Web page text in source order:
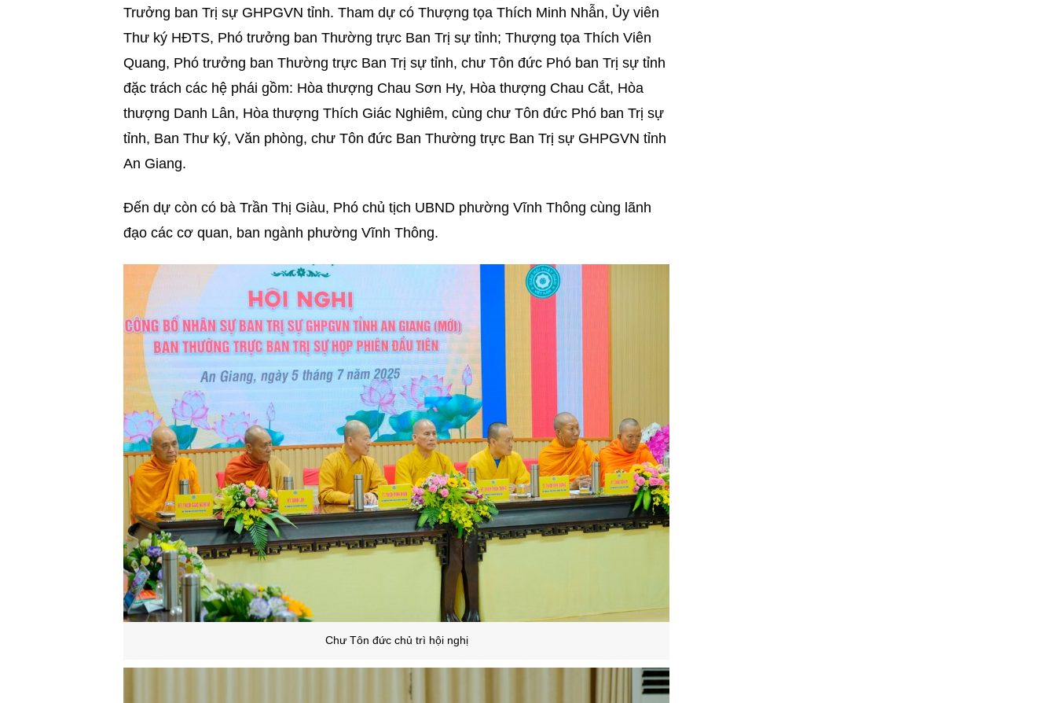
Trưởng ban Trị sự GHPGVN tỉnh. Tham dự có Thượng tọa Thích Minh Nhẫn, Ủy viên
Thư ký HĐTS, Phó trưởng ban Thường trực Ban Trị sự tỉnh; Thượng tọa Thích Viên
Quang, Phó trưởng ban Thường trực Ban Trị sự tỉnh, chư Tôn đức Phó ban Trị sự tỉnh
đặc trách các hệ phái gồm: Hòa thượng Chau Sơn Hy, Hòa thượng Chau Cắt, Hòa
thượng Danh Lân, Hòa thượng Thích Giác Nghiêm, cùng chư Tôn đức Phó ban Trị sự
tỉnh, Ban Thư ký, Văn phòng, chư Tôn đức Ban Thường trực Ban Trị sự GHPGVN tỉnh
An Giang.
Đến dự còn có bà Trần Thị Giàu, Phó chủ tịch UBND phường Vĩnh Thông cùng lãnh
đạo các cơ quan, ban ngành phường Vĩnh Thông.
Chư Tôn đức chủ trì hội nghị